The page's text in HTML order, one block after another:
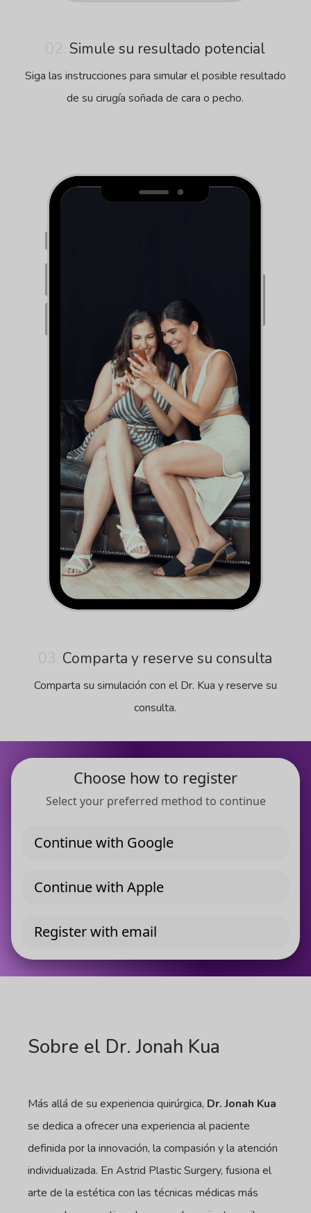
Simule su resultado potencial
Siga las instrucciones para simular el posible resultado
de su cirugía soñada de cara o pecho.
Comparta y reserve su consulta
Comparta su simulación con el Dr. Kua y reserve su
consulta.
Sobre el Dr. Jonah Kua
Más allá de su experiencia quirúrgica, Dr. Jonah Kua
se dedica a ofrecer una experiencia al paciente
definida por la innovación, la compasión y la atención
individualizada. En Astrid Plastic Surgery, fusiona el
arte de la estética con las técnicas médicas más